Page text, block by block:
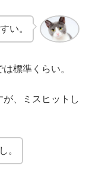
い。
標準くらい。
、ミスヒットし
。